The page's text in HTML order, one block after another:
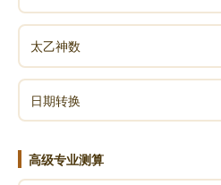
太乙神数
日期转换
高级专业测算